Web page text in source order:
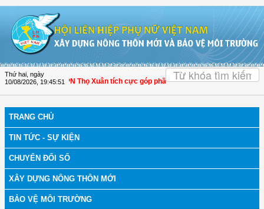
Thứ hai, ngày
10/08/2026 19:45:52
Hóa: Hội LHPN Thọ Xuân tích cực góp phần nâng cao tỷ lệ người dân tham
TRANG CHỦ
TIN TỨC - SỰ KIỆN
CHUYỂN ĐỔI SỐ
XÂY DỰNG NÔNG THÔN MỚI
BẢO VỆ MÔI TRƯỜNG
OK